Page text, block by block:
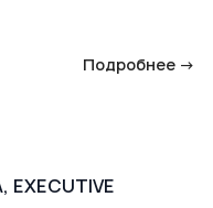
Подробнее →